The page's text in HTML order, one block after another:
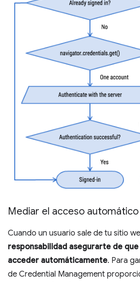
Mediar el acceso automático
Cuando un usuario sale de tu sitio
responsabilidad asegurarte de que
acceder automáticamente. Para
de Credential Management